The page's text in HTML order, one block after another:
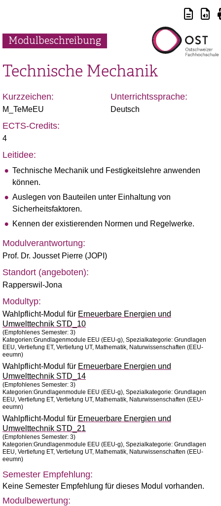
Modulbeschreibung
Technische Mechanik
Kurzzeichen:
M_TeMeEU
Unterrichtssprache:
Deutsch
ECTS-Credits:
4
Leitidee:
Technische Mechanik und Festigkeitslehre anwenden
können.
Auslegen von Bauteilen unter Einhaltung von
Sicherheitsfaktoren.
Kennen der existierenden Normen und Regelwerke.
Modulverantwortung:
Prof. Dr. Jousset Pierre (JOPI)
Standort (angeboten):
Rapperswil-Jona
Modultyp:
Wahlpflicht-Modul für Erneuerbare Energien und
Umwelttechnik STD_10
(Empfohlenes Semester: 3)
Kategorien:Grundlagenmodule EEU (EEU-g), Spezialkategorie: Grundlagen
EEU, Vertiefung ET, Vertiefung UT, Mathematik, Naturwissenschaften (EEU-
eeumn)
Wahlpflicht-Modul für Erneuerbare Energien und
Umwelttechnik STD_14
(Empfohlenes Semester: 3)
Kategorien:Grundlagenmodule EEU (EEU-g), Spezialkategorie: Grundlagen
EEU, Vertiefung ET, Vertiefung UT, Mathematik, Naturwissenschaften (EEU-
eeumn)
Wahlpflicht-Modul für Erneuerbare Energien und
Umwelttechnik STD_21
(Empfohlenes Semester: 3)
Kategorien:Grundlagenmodule EEU (EEU-g), Spezialkategorie: Grundlagen
EEU, Vertiefung ET, Vertiefung UT, Mathematik, Naturwissenschaften (EEU-
eeumn)
Semester Empfehlung:
Keine Semester Empfehlung für dieses Modul vorhanden.
Modulbewertung: